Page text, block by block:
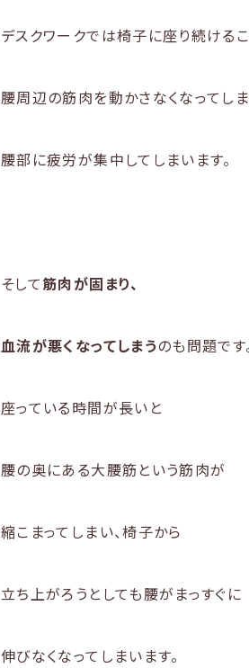
デスクワークでは椅子に座り続ける
腰周辺の筋肉を動かさなくなってしま
腰部に疲労が集中してしまいます。
そして筋肉が固まり、
血流が悪くなってしまうのも問題です
座っている時間が長いと
腰の奥にある大腰筋という筋肉が
縮こまってしまい、椅子から
立ち上がろうとしても腰がまっすぐに
伸びなくなってしまいます。